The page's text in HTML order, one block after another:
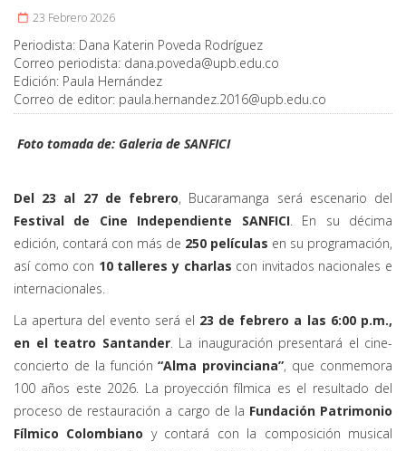
23 Febrero 2026
Periodista: Dana Katerin Poveda Rodríguez
Correo periodista: dana.poveda@upb.edu.co
Edición: Paula Hernández
Correo de editor: paula.hernandez.2016@upb.edu.co
Foto tomada de: Galeria de SANFICI
Del 23 al 27 de febrero, Bucaramanga será escenario del
Festival de Cine Independiente SANFICI. En su décima
edición, contará con más de 250 películas en su programación,
así como con 10 talleres y charlas con invitados nacionales e
internacionales.
La apertura del evento será el 23 de febrero a las 6:00 p.m.,
en el teatro Santander. La inauguración presentará el cine-
concierto de la función“Alma provinciana”, que conmemora
100 años este 2026. La proyección fílmica es el resultado del
proceso de restauración a cargo de la Fundación Patrimonio
Fílmico Colombiano y contará con la composición musical